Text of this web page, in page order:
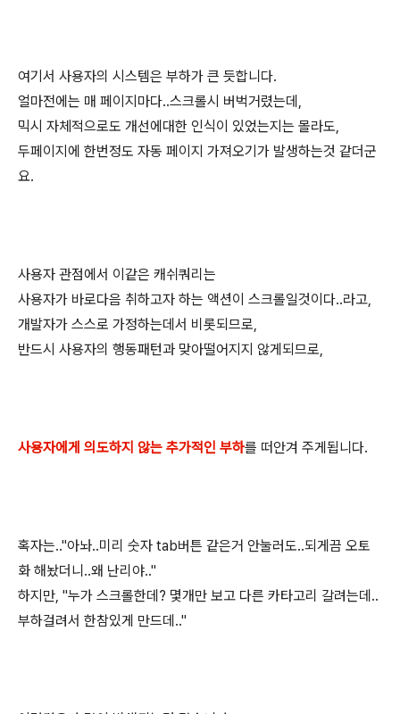
여기서 사용자의 시스템은 부하가 큰 듯합니다.
얼마전에는 매 페이지마다..스크롤시 버벅거렸는데,
믹시 자체적으로도 개선에대한 인식이 있었는지는 몰라도,
두페이지에 한번정도 자동 페이지 가져오기가 발생하는것 같더군
요.
사용자 관점에서 이같은 캐쉬쿼리는
사용자가 바로다음 취하고자 하는 액션이 스크롤일것이다..라고,
개발자가 스스로 가정하는데서 비롯되므로,
반드시 사용자의 행동패턴과 맞아떨어지지 않게되므로,
사용자에게 의도하지 않는 추가적인 부하를 떠안겨 주게됩니다.
혹자는.."아놔..미리 숫자 tab버튼 같은거 안눌러도..되게끔 오토
화 해놨더니..왜 난리야.."
하지만, "누가 스크롤한데? 몇개만 보고 다른 카타고리 갈려는데..
부하걸려서 한참있게 만드데.."